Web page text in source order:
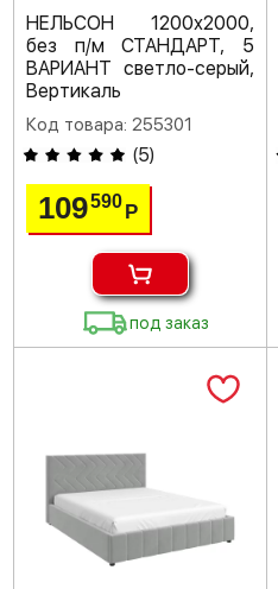
НЕЛЬСОН 1200х2000,
без п/м СТАНДАРТ, 5
ВАРИАНТ светло-серый,
Вертикаль
Код товара: 255301
(5)
109590 Р
под заказ